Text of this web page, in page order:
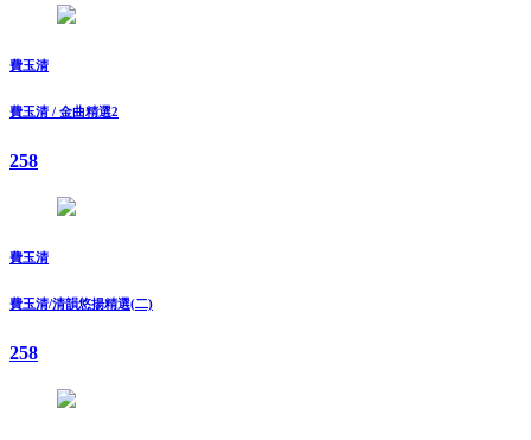
費玉清
費玉清 / 金曲精選2
258
費玉清
費玉清/清韻悠揚精選(二)
258